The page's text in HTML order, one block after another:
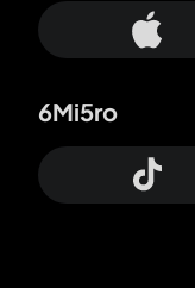
6Mi5ro